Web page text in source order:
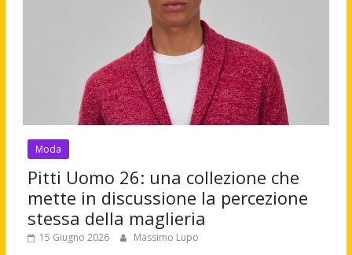
Moda
Pitti Uomo 26: una collezione che
mette in discussione la percezione
stessa della maglieria
15 Giugno 2026 Massimo Lupo